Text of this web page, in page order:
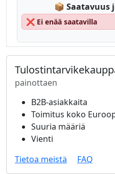
📦 Saatavuus
❌ Ei enää saatavilla
painottaen
B2B-asiakkaita
Toimitus koko
Suuria määriä
Vienti
Tietoa meistä
FAQ